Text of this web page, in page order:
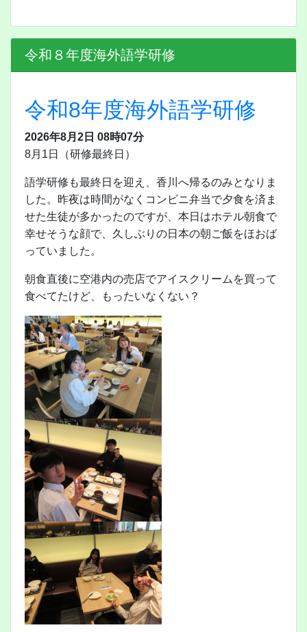
令和８年度海外語学研修
令和8年度海外語学研修
2026年8月2日 08時07分
8月1日（研修最終日）
語学研修も最終日を迎え、香川へ帰るのみとなりま
した。昨夜は時間がなくコンビニ弁当で夕食を済ま
せた生徒が多かったのですが、本日はホテル朝食で
幸せそうな顔で、久しぶりの日本の朝ご飯をほおば
っていました。
朝食直後に空港内の売店でアイスクリームを買って
食べてたけど、もったいなくない？